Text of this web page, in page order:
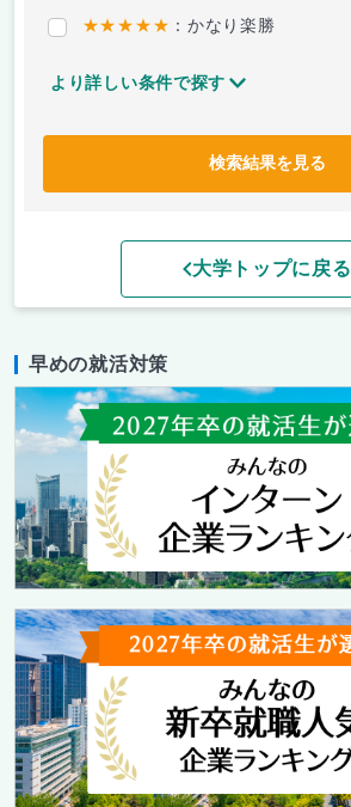
★★★★★ ：かなり楽勝
より詳しい条件で探す
検索結果を見る
大学トップに戻る
早めの就活対策